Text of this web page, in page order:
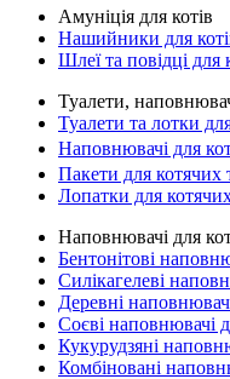
Амуніція для котів
Нашийники для
Шлеї та повідці для
Туалети,
Туалети та лотки
Наповнювачі для
Пакети для котячих
Лопатки для котячих
Наповнювачі для
Бентонітові
Силікагелеві
Деревні
Соєві наповнювачі
Кукурудзяні
Комбіновані